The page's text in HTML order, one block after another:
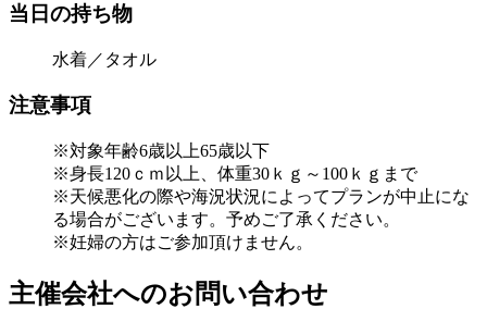
当日の持ち物
水着／タオル
注意事項
※対象年齢6歳以上65歳以下
※身長120ｃｍ以上、体重30ｋｇ～100ｋｇまで
※天候悪化の際や海況状況によってプランが中止にな
る場合がございます。予めご了承ください。
※妊婦の方はご参加頂けません。
主催会社へのお問い合わせ